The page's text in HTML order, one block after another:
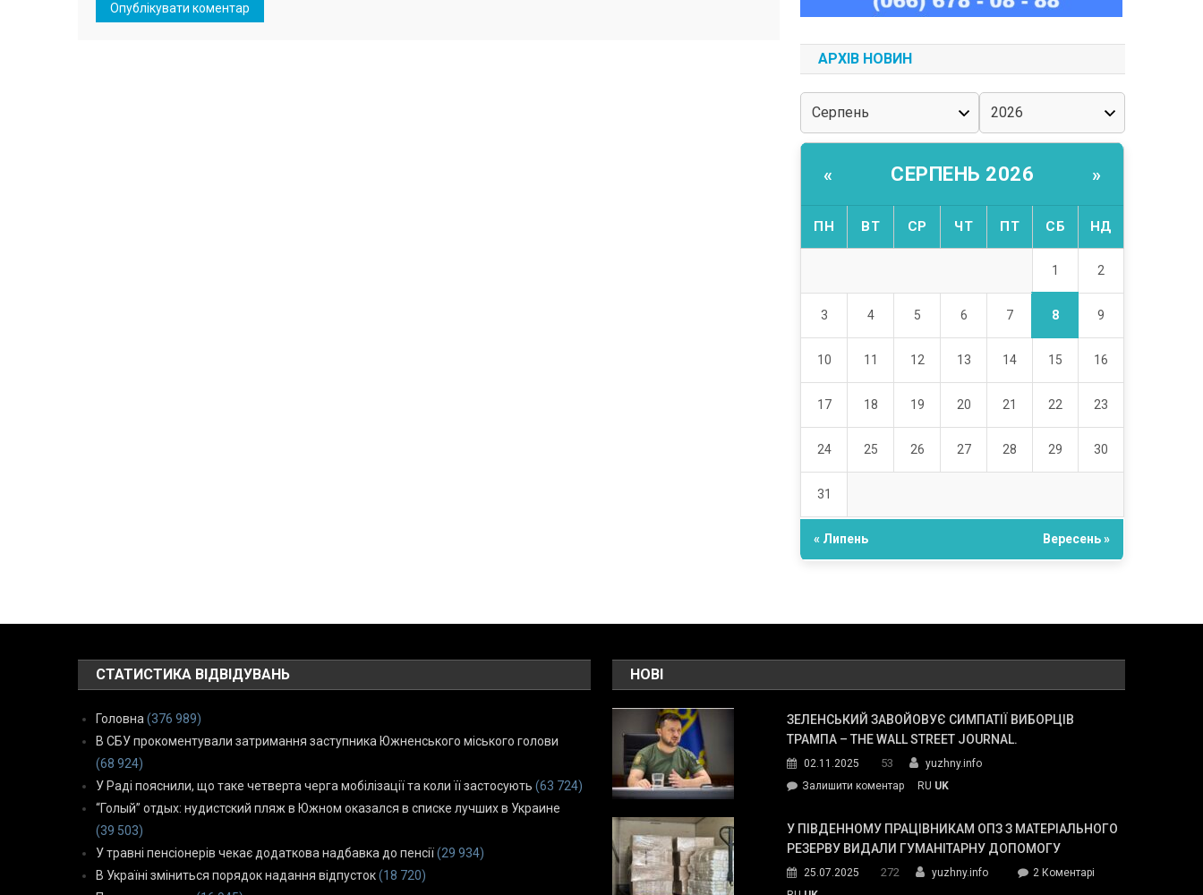
АРХІВ НОВИН
« СЕРПЕНЬ 2026 »
ПН ВТ СР ЧТ ПТ СБ НД
1 2
3 4 5 6 7 8 9
10 11 12 13 14 15 16
17 18 19 20 21 22 23
24 25 26 27 28 29 30
31
« Липень Вересень »
СТАТИСТИКА ВІДВІДУВАНЬ
Головна (376 989)
В СБУ прокоментували затримання заступника Южненського міського голови
(68 924)
У Раді пояснили, що таке четверта черга мобілізації та коли її застосують (63 724)
“Голый” отдых: нудистский пляж в Южном оказался в списке лучших в Украине
(39 503)
У травні пенсіонерів чекає додаткова надбавка до пенсії (29 934)
В Україні зміниться порядок надання відпусток (18 720)
НОВІ
ЗЕЛЕНСЬКИЙ ЗАВОЙОВУЄ СИМПАТІЇ ВИБОРЦІВ
ТРАМПА – THE WALL STREET JOURNAL.
02.11.2025 53
yuzhny.info
Залишити коментарon
завойовує
симпатії
Трампа
RU UK
У ПІВДЕННОМУ ПРАЦІВНИКАМ ОПЗ З МАТЕРІАЛЬНОГО
РЕЗЕРВУ ВИДАЛИ ГУМАНІТАРНУ ДОПОМОГУ
25.07.2025 272 yuzhny.info 2 Коментарідо